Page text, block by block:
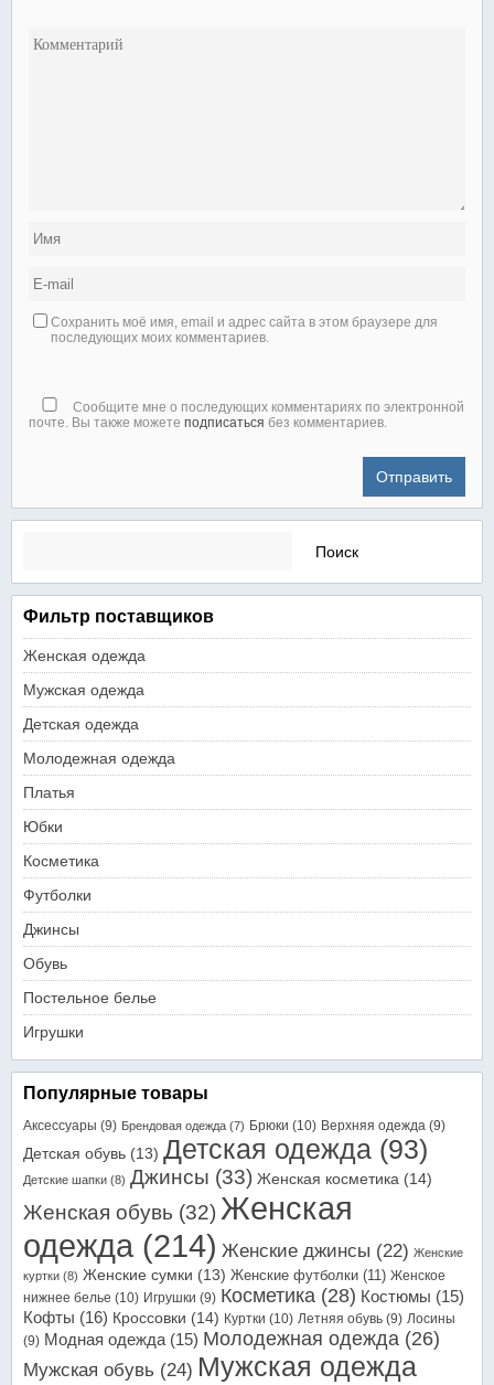
Сохранить моё имя, email и адрес сайта в этом браузере для
последующих моих комментариев.
Сообщите мне о последующих комментариях по электронной
почте. Вы также можете подписаться без комментариев.
Найти:
Фильтр поставщиков
Женская одежда
Мужская одежда
Детская одежда
Молодежная одежда
Платья
Юбки
Косметика
Футболки
Джинсы
Обувь
Постельное белье
Игрушки
Популярные товары
Аксессуары (9) Брендовая одежда (7) Брюки (10) Верхняя одежда (9)
Детская обувь (13) Детская одежда (93)
Детские шапки (8) Джинсы (33) Женская косметика (14)
Женская обувь (32) Женская
одежда (214) Женские джинсы (22) Женские
куртки (8) Женские сумки (13) Женские футболки (11) Женское
нижнее белье (10) Игрушки (9) Косметика (28) Костюмы (15)
Кофты (16) Кроссовки (14) Куртки (10) Летняя обувь (9) Лосины
(9) Модная одежда (15) Молодежная одежда (26)
Мужская обувь (24) Мужская одежда